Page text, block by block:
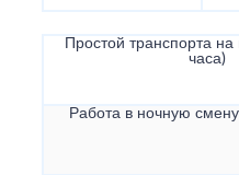
Простой транспорта на
часа)
Работа в ночную